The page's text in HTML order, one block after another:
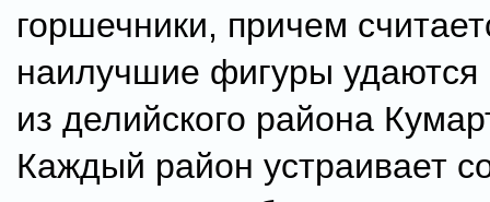
горшечники, причем
наилучшие фигуры удаются
из делийского района
Каждый район устраивает